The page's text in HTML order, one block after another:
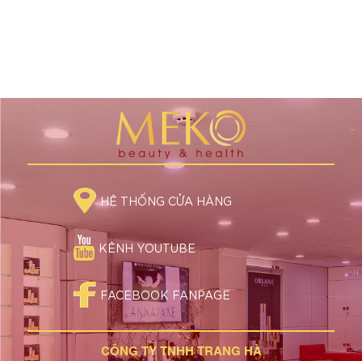
HỆ THỐNG CỬA HÀNG
KÊNH YOUTUBE
FACEBOOK FANPAGE
CÔNG TY TNHH TRANG HÀ